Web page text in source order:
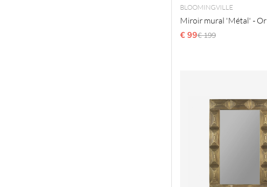
BLOOMINGVILLE
Miroir mural 'Métal' - Or
€ 99Prix régulier:
€ 199